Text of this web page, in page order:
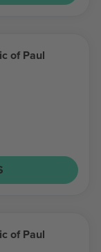
of Paul
of Paul